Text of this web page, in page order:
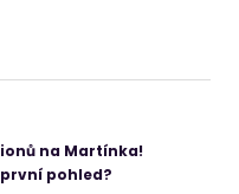
na Martínka!
pohled?